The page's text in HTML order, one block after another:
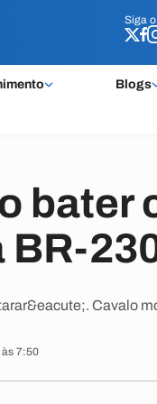
Siga o
Blogs
Siga o
bater
BR-
Cavalo
7:50